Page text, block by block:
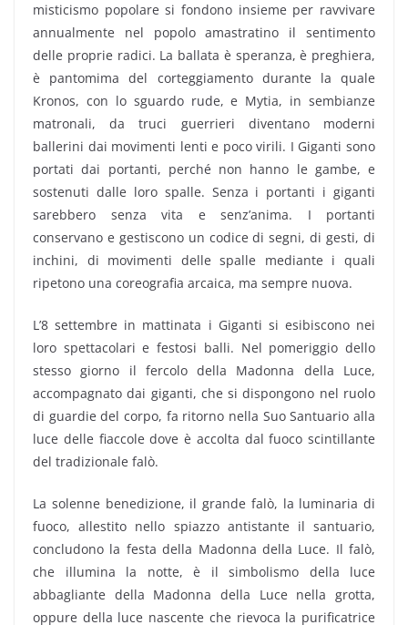
misticismo popolare si fondono insieme per ravvivare
annualmente nel popolo amastratino il sentimento
delle proprie radici. La ballata è speranza, è preghiera,
è pantomima del corteggiamento durante la quale
Kronos, con lo sguardo rude, e Mytia, in sembianze
matronali, da truci guerrieri diventano moderni
ballerini dai movimenti lenti e poco virili. I Giganti sono
portati dai portanti, perché non hanno le gambe, e
sostenuti dalle loro spalle. Senza i portanti i giganti
sarebbero senza vita e senz’anima. I portanti
conservano e gestiscono un codice di segni, di gesti, di
inchini, di movimenti delle spalle mediante i quali
ripetono una coreografia arcaica, ma sempre nuova.
L’8 settembre in mattinata i Giganti si esibiscono nei
loro spettacolari e festosi balli. Nel pomeriggio dello
stesso giorno il fercolo della Madonna della Luce,
accompagnato dai giganti, che si dispongono nel ruolo
di guardie del corpo, fa ritorno nella Suo Santuario alla
luce delle fiaccole dove è accolta dal fuoco scintillante
del tradizionale falò.
La solenne benedizione, il grande falò, la luminaria di
fuoco, allestito nello spiazzo antistante il santuario,
concludono la festa della Madonna della Luce. Il falò,
che illumina la notte, è il simbolismo della luce
abbagliante della Madonna della Luce nella grotta,
oppure della luce nascente che rievoca la purificatrice